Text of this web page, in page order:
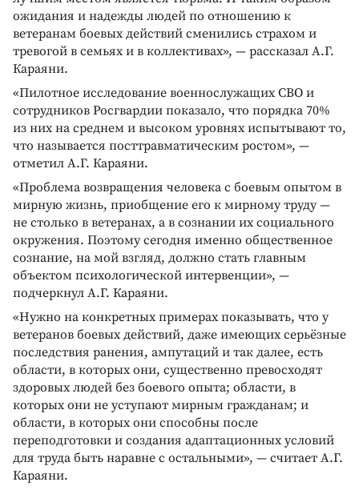
ожидания и надежды людей по отношению к
ветеранам боевых действий сменились страхом и
тревогой в семьях и в коллективах», — рассказал А.Г.
Караяни.
«Пилотное исследование военнослужащих СВО и
сотрудников Росгвардии показало, что порядка 70%
из них на среднем и высоком уровнях испытывают то,
что называется посттравматическим ростом», —
отметил А.Г. Караяни.
«Проблема возвращения человека с боевым опытом в
мирную жизнь, приобщение его к мирному труду —
не столько в ветеранах, а в сознании их социального
окружения. Поэтому сегодня именно общественное
сознание, на мой взгляд, должно стать главным
объектом психологической интервенции», —
подчеркнул А.Г. Караяни.
«Нужно на конкретных примерах показывать, что у
ветеранов боевых действий, даже имеющих серьёзные
последствия ранения, ампутаций и так далее, есть
области, в которых они, существенно превосходят
здоровых людей без боевого опыта; области, в
которых они не уступают мирным гражданам; и
области, в которых они способны после
переподготовки и создания адаптационных условий
для труда быть наравне с остальными», — считает А.Г.
Караяни.